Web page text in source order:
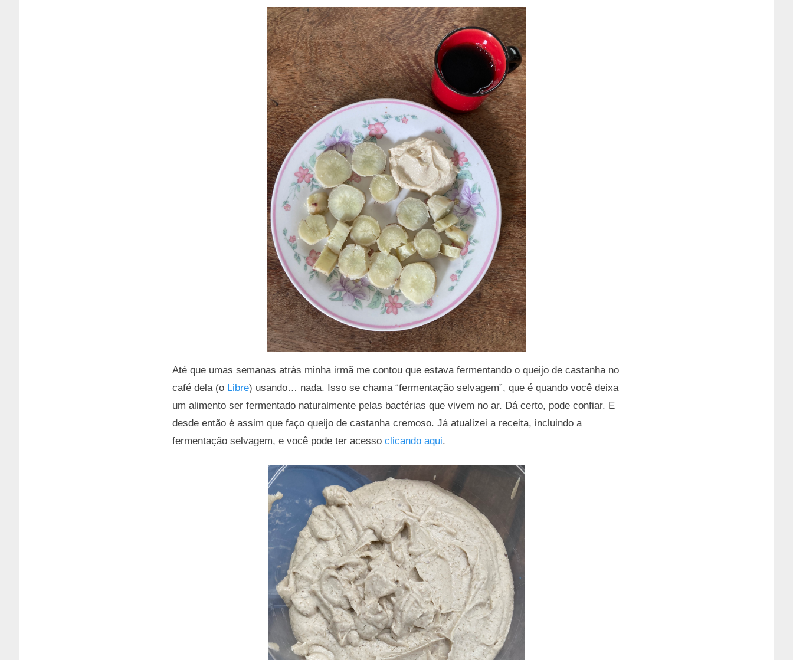
Até que umas semanas atrás minha irmã me contou que estava fermentando o queijo de castanha no
café dela (o Libre) usando… nada. Isso se chama “fermentação selvagem”, que é quando você deixa
um alimento ser fermentado naturalmente pelas bactérias que vivem no ar. Dá certo, pode confiar. E
desde então é assim que faço queijo de castanha cremoso. Já atualizei a receita, incluindo a
fermentação selvagem, e você pode ter acesso clicando aqui.